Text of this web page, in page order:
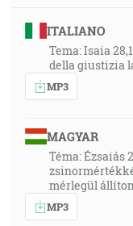
ITALIANO
Tema: Isaia
della giustizia
MP3
MAGYAR
Téma: Ézsaiás
mérlegül
MP3